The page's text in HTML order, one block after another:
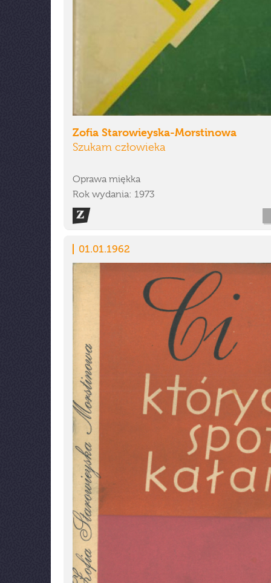
Zofia Starowieyska-Morstinowa
Szukam człowieka
Oprawa miękka
Rok wydania: 1973
01.01.1962